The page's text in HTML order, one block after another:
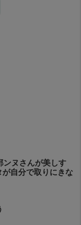
ンヌさんが美しす
自分で取りにきな